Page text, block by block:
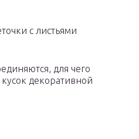
с листьями
для чего
декоративной